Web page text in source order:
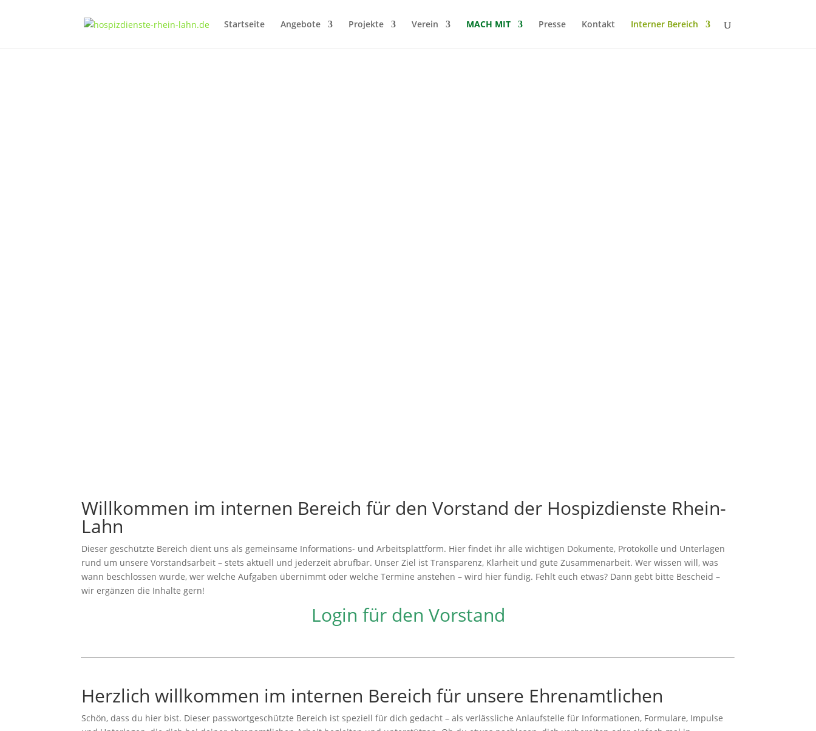
Startseite Angebote Projekte Verein MACH MIT Presse Kontakt Interner Bereich
Willkommen im internen Bereichfür denVorstand der Hospizdienste Rhein-
Lahn
Dieser geschützte Bereichdient unsals gemeinsame Informations- undArbeitsplattform. Hierfindet ihrallewichtigen Dokumente, Protokolle und Unterlagen
rund um unsereVorstandsarbeit –stetsaktuell und jederzeitabrufbar. UnserZiel istTransparenz, Klarheit und guteZusammenarbeit.Werwissenwill,was
wann beschlossenwurde,werwelcheAufgaben übernimmtoderwelcheTermineanstehen –wird hierfündig. Fehlteuchetwas? Dann gebt bitte Bescheid –
wirergänzendie Inhalte gern!
Login für den Vorstand
Herzlichwillkommen im internen Bereichfür unsere Ehrenamtlichen
Schön,dassdu hier bist. Dieser passwortgeschützte Bereich istspeziellfürdich gedacht –alsverlässlicheAnlaufstellefür Informationen, Formulare, Impulse